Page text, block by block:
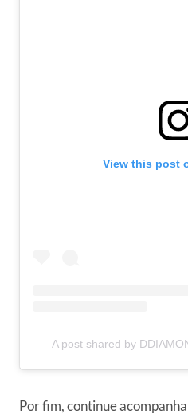
View this post
A post shared by
Por fim, continue